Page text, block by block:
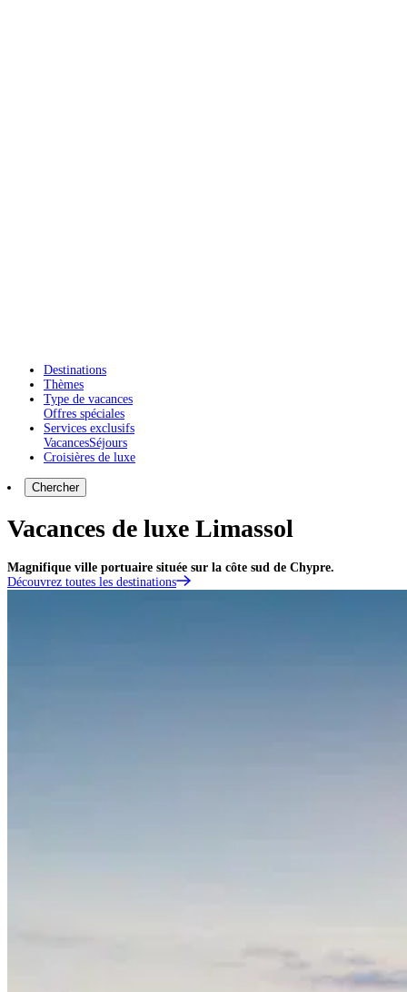
Destinations
Thèmes
Type de vacances
Offres spéciales
Services exclusifs
VacancesSéjours
Croisières de luxe
Chercher
Vacances de luxe Limassol
Magnifique ville portuaire située sur la côte sud de Chypre.
Découvrez toutes les destinations